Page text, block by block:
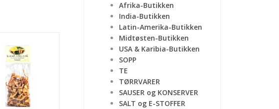
Afrika-Butikken
India-Butikken
Latin-Amerika-Butikken
Midtøsten-Butikken
USA & Karibia-Butikken
SOPP
TE
TØRRVARER
SAUSER og KONSERVER
SALT og E-STOFFER